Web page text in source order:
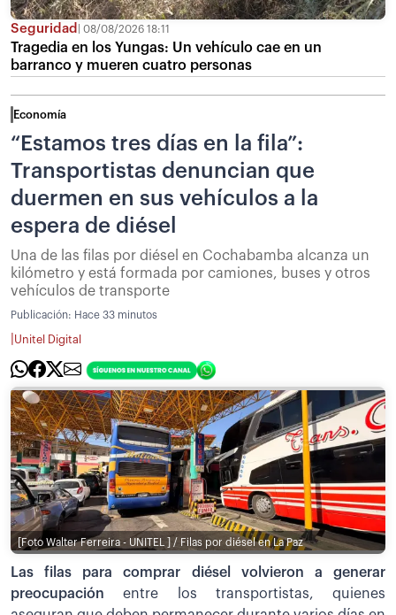
Seguridad 08/08/2026 18:11
Tragedia en los Yungas: Un vehículo cae en un
barranco y mueren cuatro personas
Economía
“Estamos tres días en la fila”:
Transportistas denuncian que
duermen en sus vehículos a la
espera de diésel
Una de las filas por diésel en Cochabamba alcanza un
kilómetro y está formada por camiones, buses y otros
vehículos de transporte
Publicación: Hace 33 minutos
Unitel Digital
[Foto Walter Ferreira - UNITEL ] / Filas por diésel en La Paz
Las filas para comprar diésel volvieron a generar
preocupación entre los transportistas, quienes